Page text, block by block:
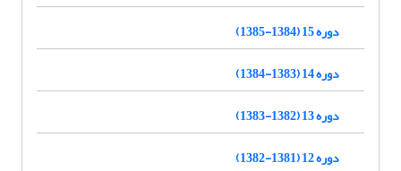
دوره 15 (1384-1385)
دوره 14 (1383-1384)
دوره 13 (1382-1383)
دوره 12 (1381-1382)